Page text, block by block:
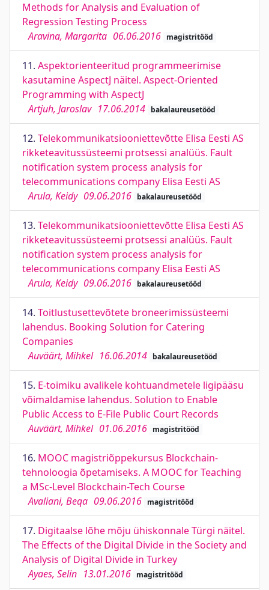
Methods for Analysis and Evaluation of
Regression Testing Process
Aravina, Margarita 06.06.2016 magistritööd
11. Aspektorienteeritud programmeerimise
kasutamine AspectJ näitel. Aspect-Oriented
Programming with AspectJ
Artjuh, Jaroslav 17.06.2014 bakalaureusetööd
12. Telekommunikatsiooniettevõtte Elisa Eesti AS
rikketeavitussüsteemi protsessi analüüs. Fault
notification system process analysis for
telecommunications company Elisa Eesti AS
Arula, Keidy 09.06.2016 bakalaureusetööd
13. Telekommunikatsiooniettevõtte Elisa Eesti AS
rikketeavitussüsteemi protsessi analüüs. Fault
notification system process analysis for
telecommunications company Elisa Eesti AS
Arula, Keidy 09.06.2016 bakalaureusetööd
14. Toitlustusettevõtete broneerimissüsteemi
lahendus. Booking Solution for Catering
Companies
Auväärt, Mihkel 16.06.2014 bakalaureusetööd
15. E-toimiku avalikele kohtuandmetele ligipääsu
võimaldamise lahendus. Solution to Enable
Public Access to E-File Public Court Records
Auväärt, Mihkel 01.06.2016 magistritööd
16. MOOC magistriõppekursus Blockchain-
tehnoloogia õpetamiseks. A MOOC for Teaching
a MSc-Level Blockchain-Tech Course
Avaliani, Beqa 09.06.2016 magistritööd
17. Digitaalse lõhe mõju ühiskonnale Türgi näitel.
The Effects of the Digital Divide in the Society and
Analysis of Digital Divide in Turkey
Ayaes, Selin 13.01.2016 magistritööd